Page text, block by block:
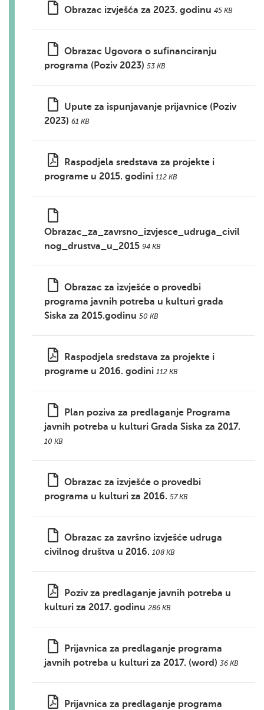
Obrazac izvješća za 2023. godinu 45 KB
Obrazac Ugovora o sufinanciranju
programa (Poziv 2023) 53 KB
Upute za ispunjavanje prijavnice (Poziv
2023) 61 KB
Raspodjela sredstava za projekte i
programe u 2015. godini 112 KB
Obrazac_za_zavrsno_izvjesce_udruga_civil
nog_drustva_u_2015 94 KB
Obrazac za izvješće o provedbi
programa javnih potreba u kulturi grada
Siska za 2015.godinu 50 KB
Raspodjela sredstava za projekte i
programe u 2016. godini 112 KB
Plan poziva za predlaganje Programa
javnih potreba u kulturi Grada Siska za 2017.
10 KB
Obrazac za izvješće o provedbi
programa u kulturi za 2016. 57 KB
Obrazac za završno izvješće udruga
civilnog društva u 2016. 108 KB
Poziv za predlaganje javnih potreba u
kulturi za 2017. godinu 286 KB
Prijavnica za predlaganje programa
javnih potreba u kulturi za 2017. (word) 36 KB
Prijavnica za predlaganje programa